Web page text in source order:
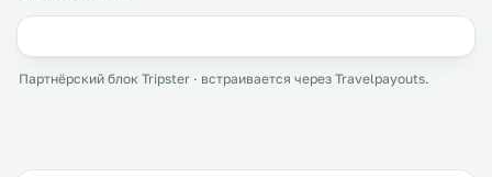
Партнёрский блок Tripster · встраивается через Travelpayouts.